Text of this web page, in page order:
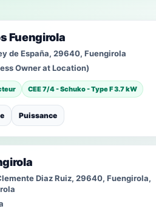
Fuengirola
de España, 29640, Fuengirola
Owner at Location)
CEE 7/4 - Schuko - Type F 3.7 kW
Puissance
Diaz Ruiz, 29640, Fuengirola,